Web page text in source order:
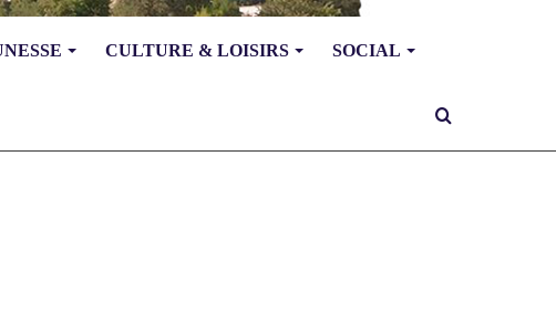
CULTURE & LOISIRS SOCIAL